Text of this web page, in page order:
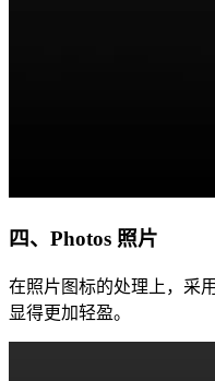
四、Photos 照片
在照片图标的处理上，采
显得更加轻盈。